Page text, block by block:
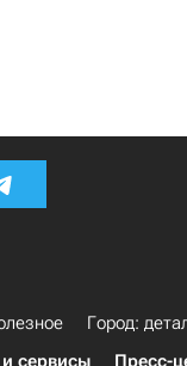
Город:
сервисы Пресс-